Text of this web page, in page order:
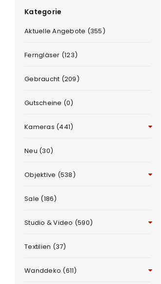
Kategorie
Aktuelle Angebote (355)
Ferngläser (123)
Gebraucht (209)
Gutscheine (0)
Kameras (441)
Neu (30)
Objektive (538)
Sale (186)
Studio & Video (590)
Textilien (37)
Wanddeko (611)